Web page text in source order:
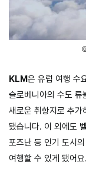
KLM은 유럽 여행 수
슬로베니아의 수도 류
새로운 취항지로 추가
됐습니다. 이 외에도
포즈난 등 인기 도시
여행할 수 있게 됐어요.